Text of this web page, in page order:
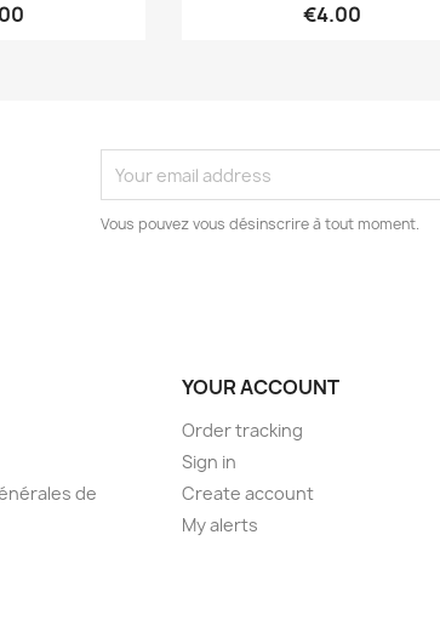
€4.00
Vous pouvez vous désinscrire à tout moment.
de
YOUR ACCOUNT
Order tracking
Sign in
Create account
My alerts